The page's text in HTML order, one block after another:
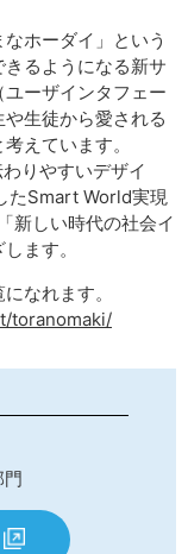
ホーダイ」という
るようになる新サ
ーザインタフェー
生徒から愛される
えています。
りやすいデザイ
たSmart World実現
新しい時代の社会イ
ます。
なれます。
toranomaki/